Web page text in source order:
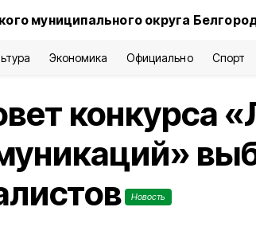
муниципального округа
Экономика Официально Спорт
конкурса
Новость